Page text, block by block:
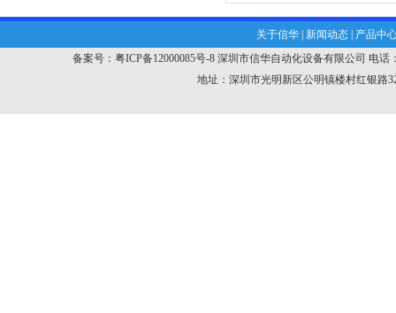
关于信华| 新闻动态|
产品中
备案号：粤ICP备12000085号-8 深圳市信华自动化设备有限公司 电话
地址：深圳市光明新区公明镇楼村红银路